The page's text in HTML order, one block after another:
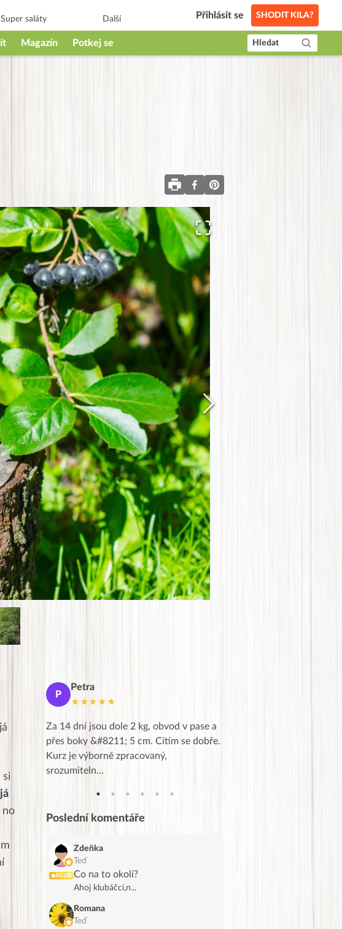
Super saláty Další Přihlásit se SHODIT KILA?
Magazín Potkej se Hledat
si
já
no
pátek,
a
P
Petra
★★★★★
Za 14 dní jsou dole 2 kg, obvod v pase a
přes boky &#8211; 5 cm. Cítím se dobře.
Kurz je výborně zpracovaný,
srozumiteln…
Poslední komentáře
KLUB
Zdeňka
Teď
Co na to okolí?
Ahoj klubáčci,n...
Romana
Teď